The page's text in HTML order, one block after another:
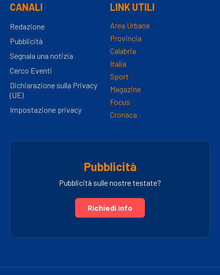
CANALI
Redazione
Pubblicità
Segnala una notizia
Cerco Eventi
Dichiarazione sulla Privacy
(UE)
Impostazione privacy
LINK UTILI
Area Urbana
Provincia
Calabria
Italia
Sport
Magazine
Focus
Cronaca
Pubblicità
Pubblicità sulle nostre testate?
Richiedi info